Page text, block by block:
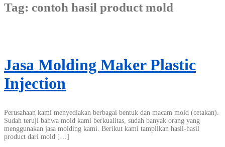
Tag: contoh hasil product mold
Jasa Molding Maker Plastic
Injection
Perusahaan kami menyediakan berbagai bentuk dan macam mold (cetakan).
Sudah teruji bahwa mold kami berkualitas, sudah banyak orang yang
menggunakan jasa molding kami. Berikut kami tampilkan hasil-hasil
product dari mold […]